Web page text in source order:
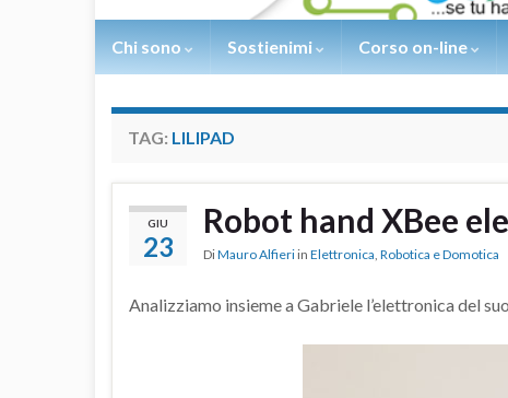
Chi sono Sostienimi Corso on-line
TAG: LILIPAD
GIU
23
Robot hand XBee
DiMauro Alfieri in Elettronica, Robotica e Domotica
Analizziamo insieme a Gabriele l’elettronica del